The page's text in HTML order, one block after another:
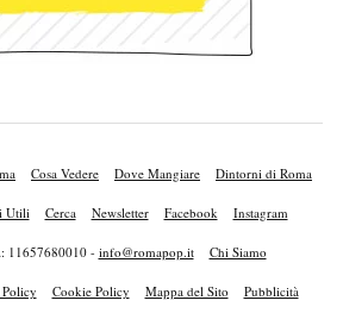
Cosa Vedere Dove Mangiare Dintorni di Roma
Utili Cerca Newsletter Facebook Instagram
11657680010 - info@romapop.it Chi Siamo
Cookie Policy Mappa del Sito Pubblicità